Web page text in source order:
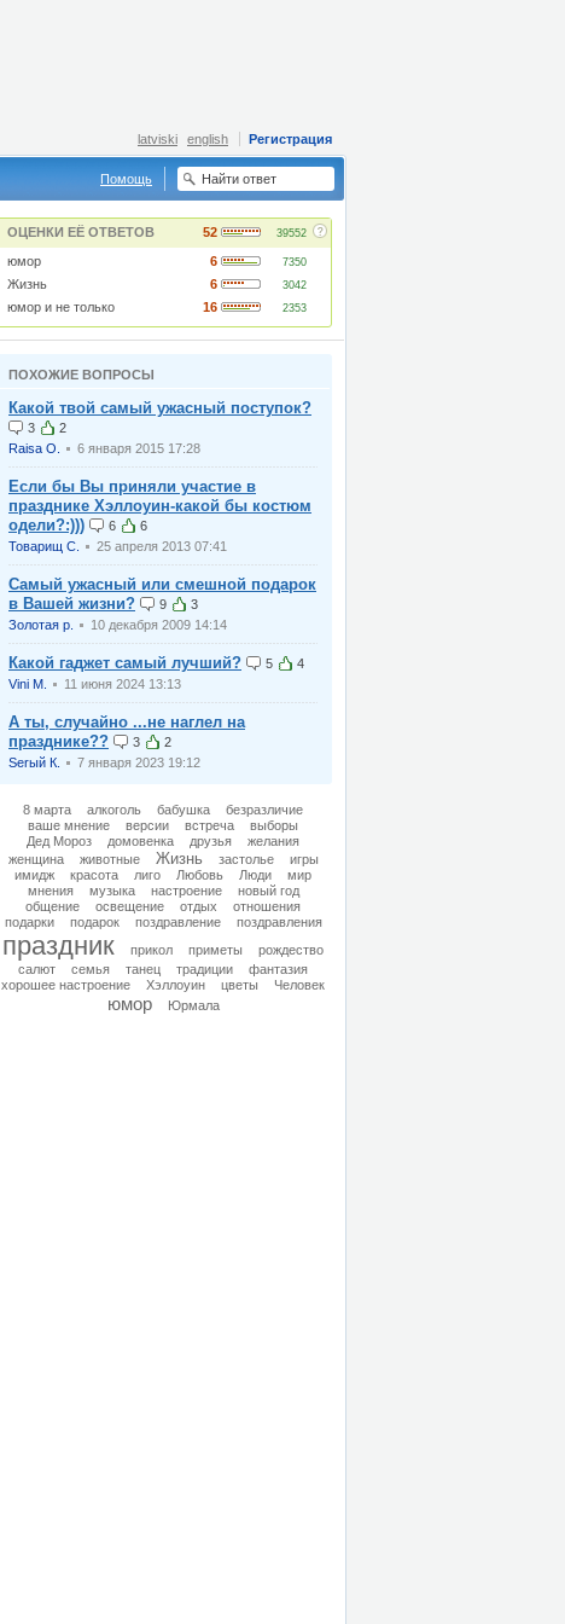
Регистрация
latviski english
Помощь
ОЦЕНКИ ЕЁ ОТВЕТОВ 52 39552 ?
юмор 6 7350
Жизнь 6 3042
юмор и не только 16 2353
ПОХОЖИЕ ВОПРОСЫ
Какой твой самый ужасный поступок?
3
2
Raisa O.
6 января 2015 17:28
Если бы Вы приняли участие в
празднике Хэллоуин-какой бы костюм
одели?:)))
6
6
Товарищ С.
25 апреля 2013 07:41
Самый ужасный или смешной подарок
в Вашей жизни?
9
3
Золотая р.
10 декабря 2009 14:14
Какой гаджет самый лучший? 5
4
Vini M.
11 июня 2024 13:13
А ты, случайно ...не наглел на
празднике??
3
2
Serый К.
7 января 2023 19:12
8 марта алкоголь бабушка
безразличие
ваше мнение
версии встреча
выборы
Дед Мороз
домовенка друзья
желания
женщина
животные Жизнь застолье
игры
имидж
красота лиго Любовь Люди
мир
мнения
музыка настроение
новый год
общение
освещение отдых
отношения
подарки
подарок поздравление поздравления
праздник прикол приметы
рождество
салют
семья танец традиции
фантазия
хорошее настроение
Хэллоуин цветы Человек
юмор Юрмала